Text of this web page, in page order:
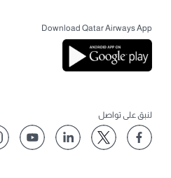
Download Qatar Airways App
لنبق على تواصل